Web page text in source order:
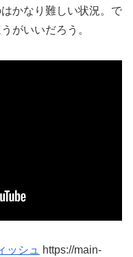
かなり難しい状況。で
がいいだろう。
ッシュ
https://main-